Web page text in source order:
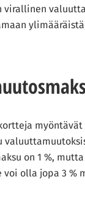
on 1 %,
voi olla jopa 3 %